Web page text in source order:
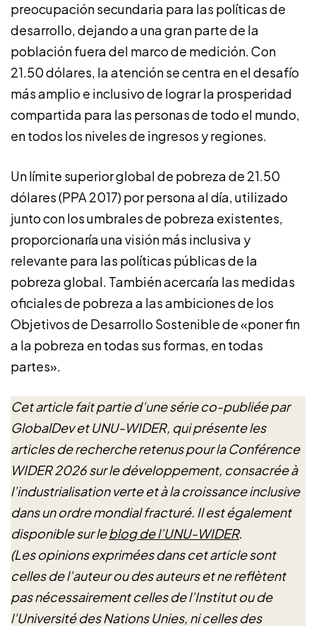
preocupación secundaria para las políticas de
desarrollo, dejando a una gran parte de la
población fuera del marco de medición. Con
21.50 dólares, la atención se centra en el desafío
más amplio e inclusivo de lograr la prosperidad
compartida para las personas de todo el mundo,
en todos los niveles de ingresos y regiones.
Un límite superior global de pobreza de 21.50
dólares (PPA 2017) por persona al día, utilizado
junto con los umbrales de pobreza existentes,
proporcionaría una visión más inclusiva y
relevante para las políticas públicas de la
pobreza global. También acercaría las medidas
oficiales de pobreza a las ambiciones de los
Objetivos de Desarrollo Sostenible de «poner fin
a la pobreza en todas sus formas, en todas
partes».
Cet article fait partie d’une série co-publiée par
GlobalDev et UNU-WIDER, qui présente les
articles de recherche retenus pour la Conférence
WIDER 2026 sur le développement, consacrée à
l’industrialisation verte et à la croissance inclusive
dans un ordre mondial fracturé. Il est également
disponible sur leblog de l’UNU-WIDER.
(Les opinions exprimées dans cet article sont
celles de l’auteur ou des auteurs et ne reflètent
pas nécessairement celles de l’Institut ou de
l’Université des Nations Unies, ni celles des